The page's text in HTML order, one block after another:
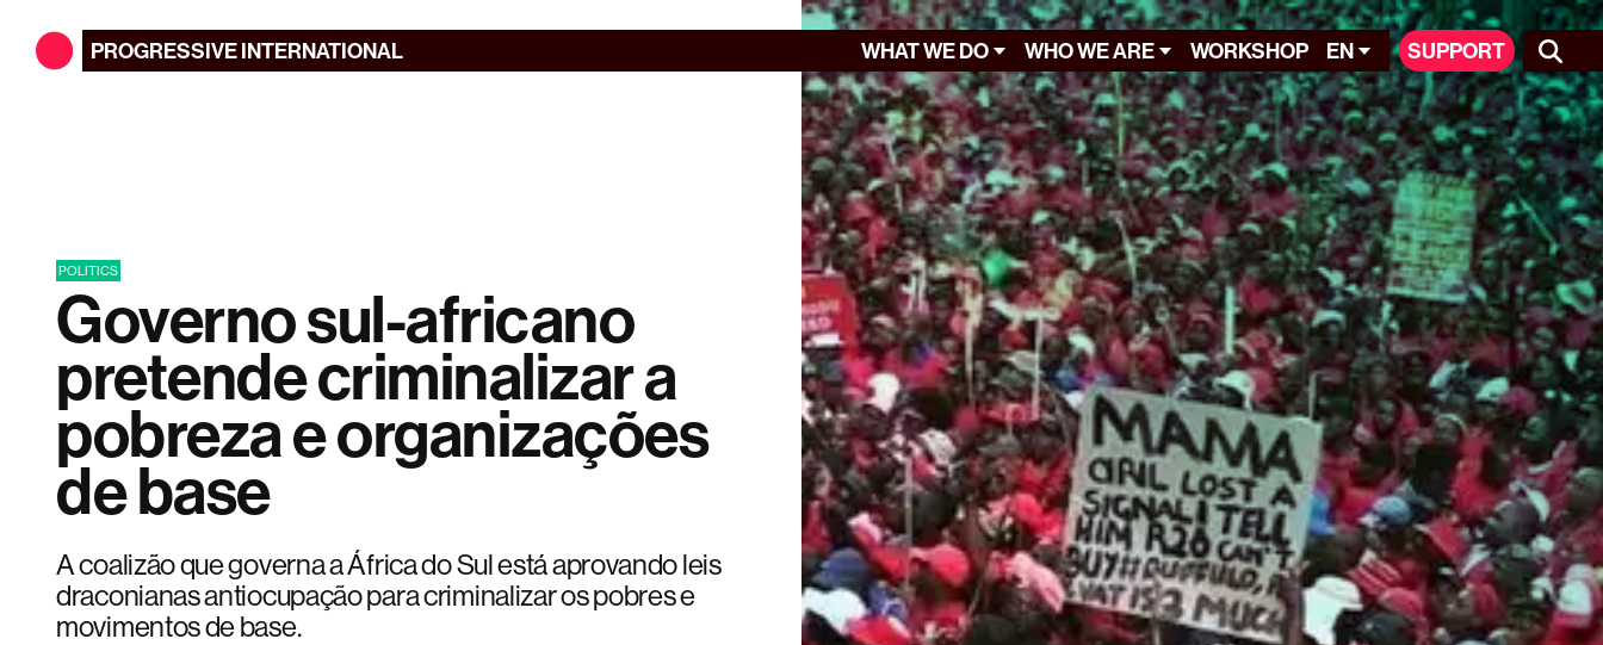
PROGRESSIVEINTERNATIONAL WHAT WE DO WHO WE ARE WORKSHOP EN SUPPORT
POLITICS
Governo sul-africano
pretende criminalizar a
pobreza e organizações
de base
A coalizão que governa a África do Sul está aprovando leis
draconianas antiocupação para criminalizar os pobres e
movimentos de base.